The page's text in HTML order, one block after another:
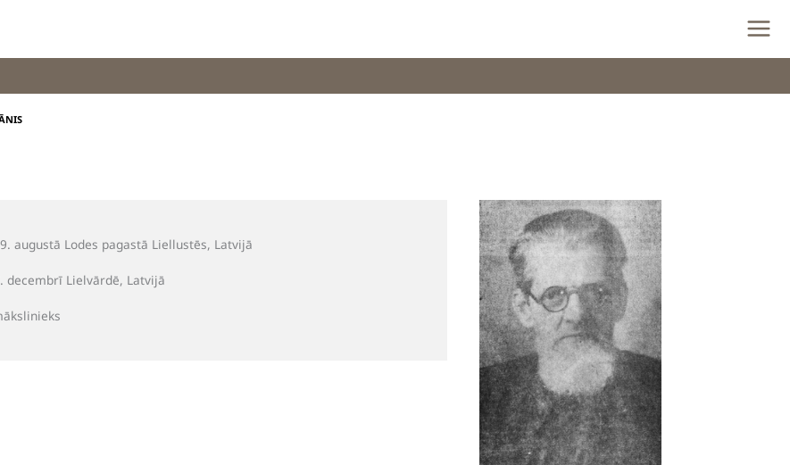
augustā Lodes pagastā Liellustēs, Latvijā
decembrī Lielvārdē, Latvijā